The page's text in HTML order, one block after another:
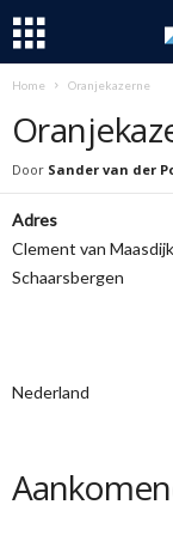
Home Oranjekazerne
Door Sander van der
Adres
Clement van
Schaarsbergen
Nederland